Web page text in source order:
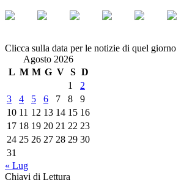
Clicca sulla data per le notizie di quel giorno
Agosto 2026
L M M G V S D
1
2
3
4 5 6 7 8
9
10 11 12 13 14 15 16
17 18 19 20 21 22 23
24 25 26 27 28 29 30
31
« Lug
Chiavi di Lettura